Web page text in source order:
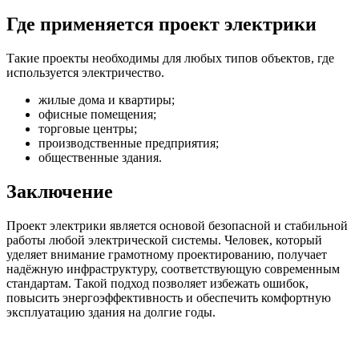
Где применяется проект электрики
Такие проекты необходимы для любых типов объектов, где
используется электричество.
жилые дома и квартиры;
офисные помещения;
торговые центры;
производственные предприятия;
общественные здания.
Заключение
Проект электрики является основой безопасной и стабильной
работы любой электрической системы. Человек, который
уделяет внимание грамотному проектированию, получает
надёжную инфраструктуру, соответствующую современным
стандартам. Такой подход позволяет избежать ошибок,
повысить энергоэффективность и обеспечить комфортную
эксплуатацию здания на долгие годы.